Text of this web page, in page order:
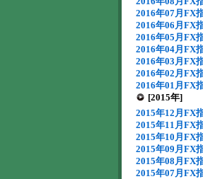
2016年07月FX
2016年06月FX
2016年05月FX
2016年04月FX
2016年03月FX
2016年02月FX
2016年01月FX
[2015年]
2015年12月FX
2015年11月FX
2015年10月FX
2015年09月FX
2015年08月FX
2015年07月FX